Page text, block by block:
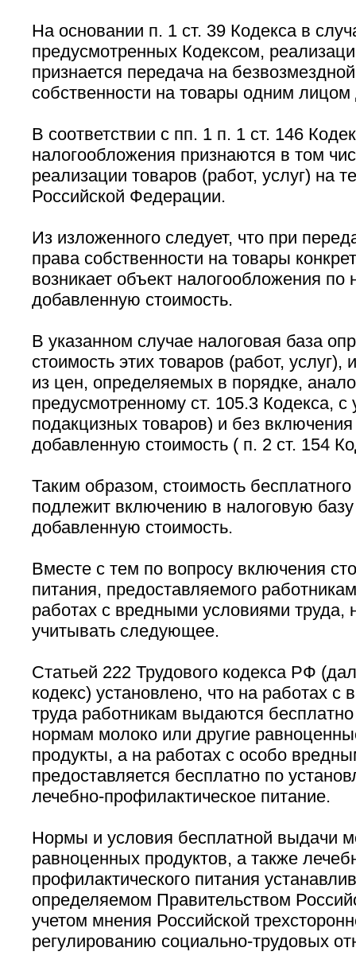
На основании п. 1 ст. 39 Кодекса в
предусмотренных Кодексом,
признается передача на
собственности на товары одним лицом
В соответствии с пп. 1 п. 1 ст. 146
налогообложения признаются в том
реализации товаров (работ, услуг) на
Российской Федерации.
Из изложенного следует, что при
права собственности на товары
возникает объект налогообложения по
добавленную стоимость.
В указанном случае налоговая база
стоимость этих товаров (работ, услуг),
из цен, определяемых в порядке,
предусмотренному ст. 105.3 Кодекса, с
подакцизных товаров) и без
добавленную стоимость ( п. 2 ст. 154
Таким образом, стоимость
подлежит включению в налоговую базу
добавленную стоимость.
Вместе с тем по вопросу включения
питания, предоставляемого
работах с вредными условиями труда,
учитывать следующее.
Статьей 222 Трудового кодекса РФ
кодекс) установлено, что на работах
труда работникам выдаются
нормам молоко или другие
продукты, а на работах с особо
предоставляется бесплатно по
лечебно-профилактическое питание.
Нормы и условия бесплатной выдачи
равноценных продуктов, а также
профилактического питания
определяемом Правительством
учетом мнения Российской
регулированию социально-трудовых